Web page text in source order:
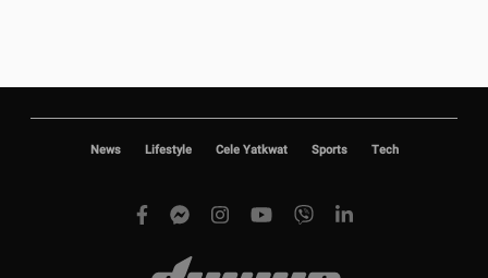
News Lifestyle Cele Yatkwat Sports Tech